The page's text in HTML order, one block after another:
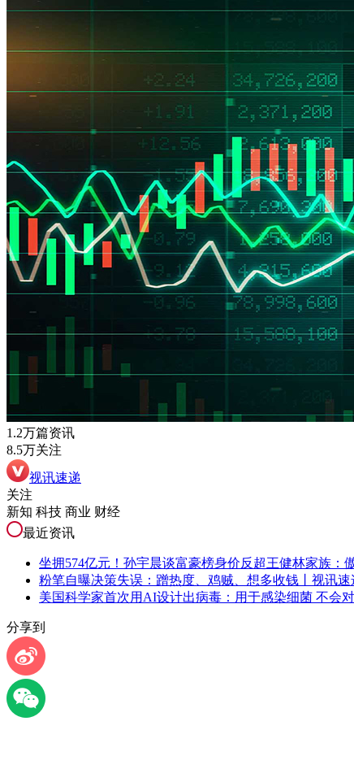
1.2万篇资讯
8.5万关注
视讯速递
关注
新知 科技 商业 财经
最近资讯
坐拥574亿元！孙宇晨谈富豪榜身价反超王健林家族：
粉笔自曝决策失误：蹭热度、鸡贼、想多收钱丨视讯速
美国科学家首次用AI设计出病毒：用于感染细菌 不会
分享到